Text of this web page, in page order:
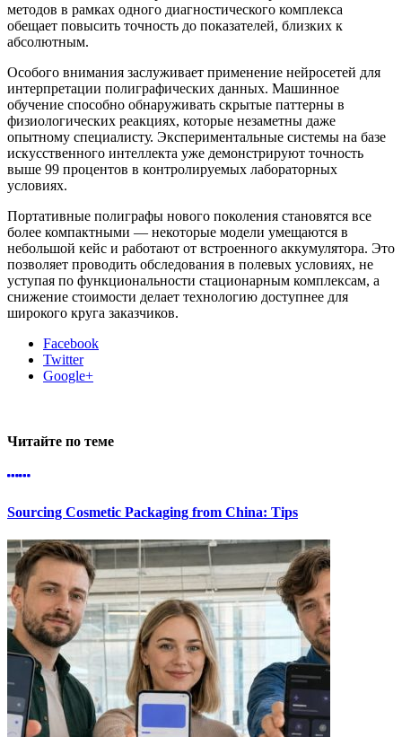
методов в рамках одного диагностического комплекса
обещает повысить точность до показателей, близких к
абсолютным.
Особого внимания заслуживает применение нейросетей для
интерпретации полиграфических данных. Машинное
обучение способно обнаруживать скрытые паттерны в
физиологических реакциях, которые незаметны даже
опытному специалисту. Экспериментальные системы на базе
искусственного интеллекта уже демонстрируют точность
выше 99 процентов в контролируемых лабораторных
условиях.
Портативные полиграфы нового поколения становятся все
более компактными — некоторые модели умещаются в
небольшой кейс и работают от встроенного аккумулятора. Это
позволяет проводить обследования в полевых условиях, не
уступая по функциональности стационарным комплексам, а
снижение стоимости делает технологию доступнее для
широкого круга заказчиков.
Facebook
Twitter
Google+
Читайте по теме
Sourcing Cosmetic Packaging from China: Tips